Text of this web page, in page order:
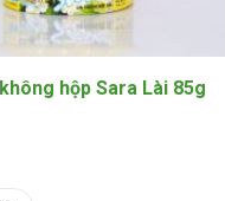
hộp Sara Lài 85g